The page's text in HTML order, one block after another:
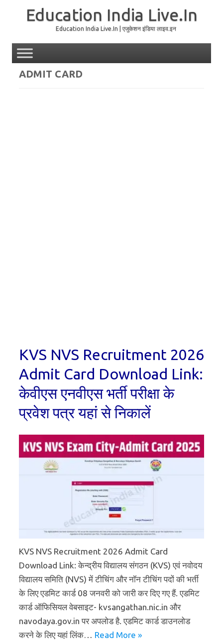
Education India Live.In
Education India Live.In | एजुकेशन इंडिया लाइव.इन
ADMIT CARD
KVS NVS Recruitment 2026
Admit Card Download Link:
केवीएस एनवीएस भर्ती परीक्षा के
प्रवेश पत्र यहां से निकालें
KVS NVS Recruitment 2026 Admit Card
Download Link: केन्द्रीय विद्यालय संगठन (KVS) एवं नवोदय
विद्यालय समिति (NVS) में टीचिंग और नॉन टीचिंग पदों की भर्ती
के लिए एडमिट कार्ड 08 जनवरी को जारी कर दिए गए हैं. एडमिट
कार्ड ऑफिसियल वेबसाइट- kvsangathan.nic.in और
navodaya.gov.in पर अपलोड है. एडमिट कार्ड डाउनलोड
करने के लिए यहां लिंक… Read More »